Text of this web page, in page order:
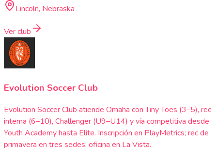
Lincoln, Nebraska
Ver club
Evolution Soccer Club
Evolution Soccer Club atiende Omaha con Tiny Toes (3–5), rec
interna (6–10), Challenger (U9–U14) y vía competitiva desde
Youth Academy hasta Elite. Inscripción en PlayMetrics; rec de
primavera en tres sedes; oficina en La Vista.